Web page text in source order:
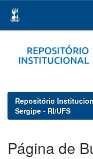
navigation
Repositório
Sergipe - RI/UFS
Página de